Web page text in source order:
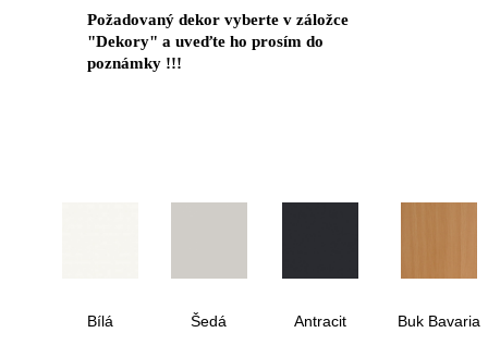
Požadovaný dekor vyberte v záložce
"Dekory" a uveďte ho prosím do
poznámky !!!
Bílá Šedá Antracit Buk Bavaria